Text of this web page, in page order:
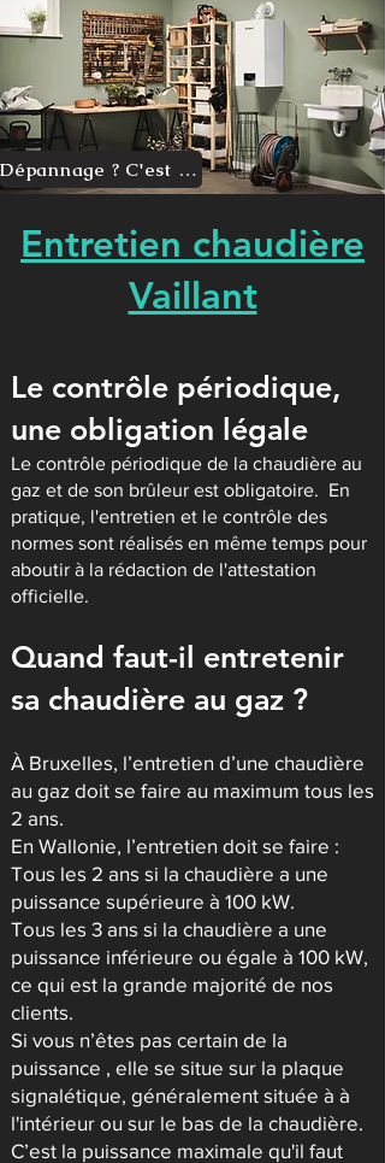
Dépannage ? C'est ici.
Entretien chaudière
Vaillant
Le contrôle périodique,
une obligation légale
Le contrôle périodique de la chaudière au
gaz et de son brûleur est obligatoire. En
pratique, l'entretien et le contrôle des
normes sont réalisés en même temps pour
aboutir à la rédaction de l'attestation
officielle.
Quand faut-il entretenir
sa chaudière au gaz ?
À Bruxelles, l’entretien d’une chaudière
au gaz doit se faire au maximum tous les
2 ans.
En Wallonie, l’entretien doit se faire :
Tous les 2 ans si la chaudière a une
puissance supérieure à 100 kW.
Tous les 3 ans si la chaudière a une
puissance inférieure ou égale à 100 kW,
ce qui est la grande majorité de nos
clients.
Si vous n’êtes pas certain de la
puissance , elle se situe sur la plaque
signalétique, généralement située à à
l'intérieur ou sur le bas de la chaudière.
C’est la puissance maximale qu'il faut